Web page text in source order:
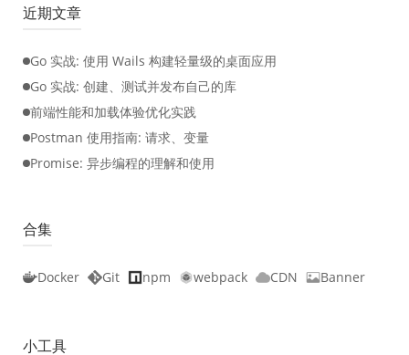
近期文章
Go 实战: 使用 Wails 构建轻量级的桌面应用
Go 实战: 创建、测试并发布自己的库
前端性能和加载体验优化实践
Postman 使用指南: 请求、变量
Promise: 异步编程的理解和使用
合集
Docker Git npm webpack CDN Banner
小工具